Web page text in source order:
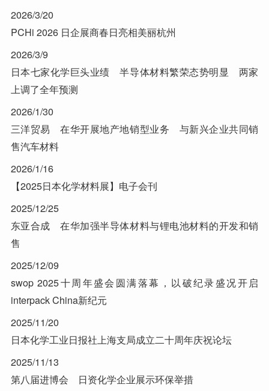
2026/3/20
PCHi 2026 日企展商春日亮相美丽杭州
2026/3/9
日本七家化学巨头业绩 半导体材料繁荣态势明显 两家
上调了全年预测
2026/1/30
三洋贸易 在华开展地产地销型业务 与新兴企业共同销
售汽车材料
2026/1/16
【2025日本化学材料展】电子会刊
2025/12/25
东亚合成 在华加强半导体材料与锂电池材料的开发和销
售
2025/12/09
swop 2025十周年盛会圆满落幕，以破纪录盛况开启
interpack China新纪元
2025/11/20
日本化学工业日报社上海支局成立二十周年庆祝论坛
2025/11/13
第八届进博会 日资化学企业展示环保举措